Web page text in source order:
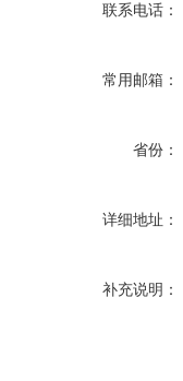
联系电话：
常用邮箱：
省份：
详细地址：
补充说明：